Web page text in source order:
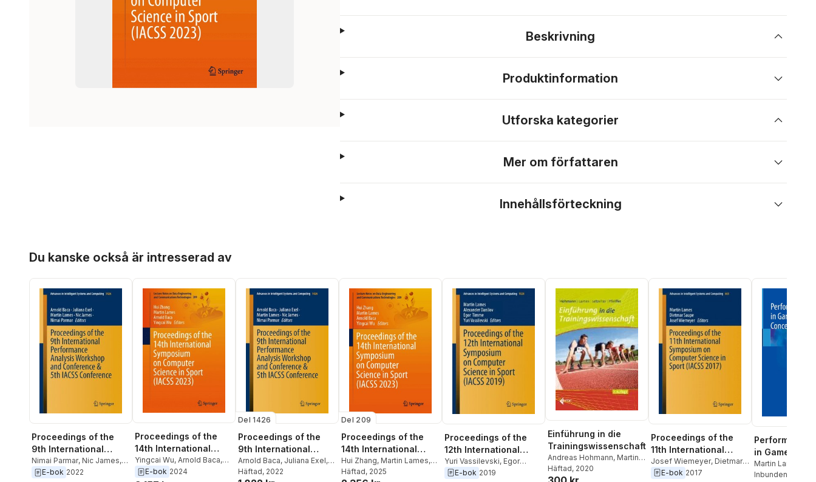
Beskrivning
Produktinformation
Utforska kategorier
Mer om författaren
Innehållsförteckning
Du kanske också är intresserad av
Proceedings of the
9th International
Performance Analysis
Workshop and
Nimai Parmar, Nic James,
Martin Lames,
E-bok 2022
Proceedings of the
14th International
Symposium on
Computer Science in
Yingcai Wu, Arnold Baca,
Martin Lames,Hui Zhang
E-bok 2024
Del 1426
Proceedings of the
9th International
Performance Analysis
Workshop and
Arnold Baca, Juliana Exel,
Martin Lames
Häftad, 2022
Del 209
Proceedings of the
14th International
Symposium on
Computer Science in
Hui Zhang, Martin Lames,
Arnold Baca,
Häftad, 2025
Proceedings of the
12th International
Symposium on
Computer Science in
Yuri Vassilevski, Egor
Timme,Alexander Danilov
E-bok 2019
Einführung in die
Trainingswissenschaft
Andreas Hohmann, Martin
Lames, Manfred Letzelter
Mark Pfeiffer
Häftad, 2020
Proceedings of the
11th International
Symposium on
Computer Science in
Josef Wiemeyer, Dietmar
Saupe,Martin Lames
E-bok 2017
Performance
in Game
Concepts and
Methods
Martin Lames
Inbunden